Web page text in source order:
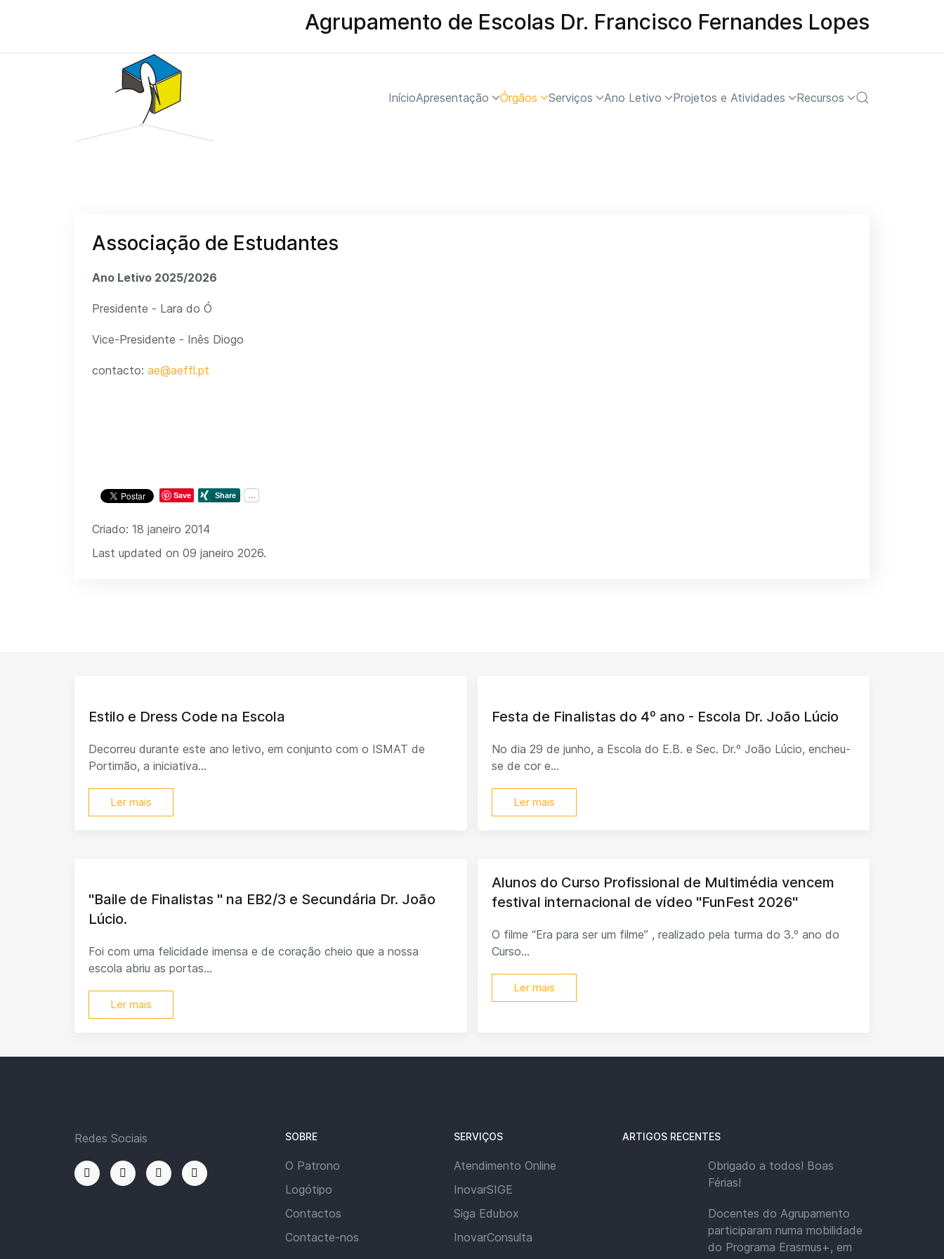
Agrupamento de Escolas Dr. Francisco Fernandes Lopes
InícioApresentação Órgãos Serviços Ano Letivo Projetos e Atividades Recursos
Associação de Estudantes
Ano Letivo 2025/2026
Presidente - Lara do Ó
Vice-Presidente - Inês Diogo
contacto: ae@aeffl.pt
Save
Criado: 18 janeiro 2014
Last updated on 09 janeiro 2026.
Estilo e Dress Code na Escola
Decorreu durante este ano letivo, em conjunto com o ISMAT de
Portimão, a iniciativa...
Ler mais
Festa de Finalistas do 4º ano - Escola Dr. João Lúcio
No dia 29 de junho, a Escola do E.B. e Sec. Dr.º João Lúcio, encheu-
se de cor e...
Ler mais
"Baile de Finalistas " na EB2/3 e Secundária Dr. João
Lúcio.
Foi com uma felicidade imensa e de coração cheio que a nossa
escola abriu as portas...
Ler mais
Alunos do Curso Profissional de Multimédia vencem
festival internacional de vídeo "FunFest 2026"
O filme “Era para ser um filme” , realizado pela turma do 3.º ano do
Curso...
Ler mais
Redes Sociais SOBRE
O Patrono
Logótipo
Contactos
Contacte-nos
SERVIÇOS
Atendimento Online
InovarSIGE
Siga Edubox
InovarConsulta
ARTIGOS RECENTES
Obrigado a todos! Boas
Férias!
Docentes do Agrupamento
participaram numa mobilidade
do Programa Erasmus+, em